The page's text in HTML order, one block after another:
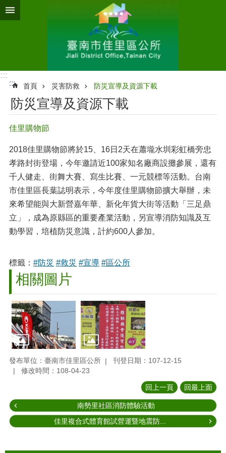
跳到主要內容區塊
:::
:::
首頁 災害防救 防災宣導及資源下載
防災宣導及資源下載
佳里購物節
2018佳里購物節將於15、16日2天在蕭壠水圳彩虹橋旁忠
孝路封街登場，今年邀請近100家知名廠商設攤參展，還有
千人健走、街舞大賽、寫生比賽、一元競標等活動。台南
市佳里區長葉誌明表示，今年度佳里購物節擴大舉辦，未
來希望能與大新營嘉年華、新化年貨大街等活動「三足鼎
立」，成為原縣區的重要產業活動，另宣導消防知識及互
動學習，培植防災意識，計約600人參加。
標籤： #防災 #救災 #宣導 #區公所
相關圖片
發布單位：臺南市佳里區公所
刊登日期：107-12-15
修改時間：108-04-23
回上一頁 回最上面
南勢里社區消防體驗活動
佳里複合式體育館試營運暨地震防...